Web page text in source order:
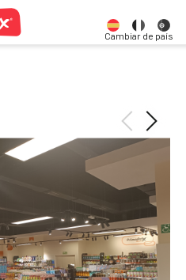
Cambiar de país